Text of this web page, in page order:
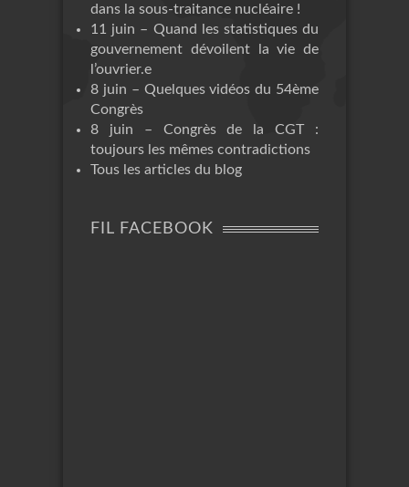
dans la sous-traitance nucléaire !
11 juin – Quand les statistiques du
gouvernement dévoilent la vie de
l’ouvrier.e
8 juin – Quelques vidéos du 54ème
Congrès
8 juin – Congrès de la CGT :
toujours les mêmes contradictions
Tous les articles du blog
FIL FACEBOOK